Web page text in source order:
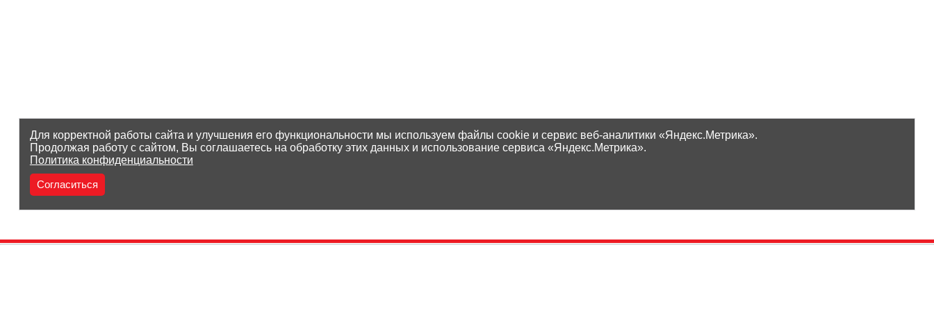
Для корректной работы сайта и улучшения его функциональности мы используем файлы cookie и сервис веб-аналитики «Яндекс.Метрика».
Продолжая работу с сайтом, Вы соглашаетесь на обработку этих данных и использование сервиса «Яндекс.Метрика».
Политика конфиденциальности
Согласиться